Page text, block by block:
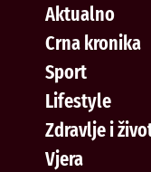
Aktualno
Crna kronika
Sport
Lifestyle
Zdravlje i
Vjera